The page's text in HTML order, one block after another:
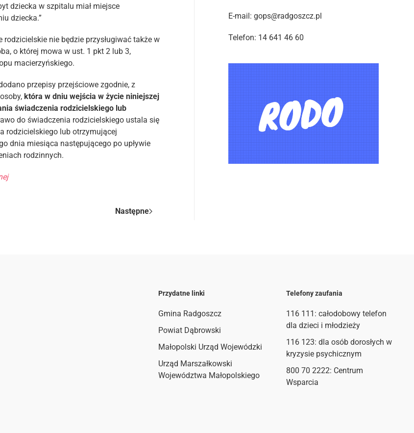
dziecka w szpitalu miał miejsce
dziecka.”
nie będzie przysługiwać także w
o której mowa w ust. 1 pkt 2 lub 3,
macierzyńskiego.
przepisy przejściowe zgodnie, z
która w dniu wejścia w życie niniejszej
świadczenia rodzicielskiego lub
do świadczenia rodzicielskiego ustala się
rodzicielskiego lub otrzymującej
dnia miesiąca następującego po upływie
rodzinnych.
Następne
E-mail: gops@radgoszcz.pl
Telefon: 14 641 46 60
Przydatne linki
Gmina Radgoszcz
Powiat Dąbrowski
Małopolski Urząd Wojewódzki
Urząd Marszałkowski
Województwa Małopolskiego
Telefony zaufania
116 111 : całodobowy telefon
dla dzieci i młodzieży
116 123: dla osób dorosłych w
kryzysie psychicznym
800 70 2222: Centrum
Wsparcia